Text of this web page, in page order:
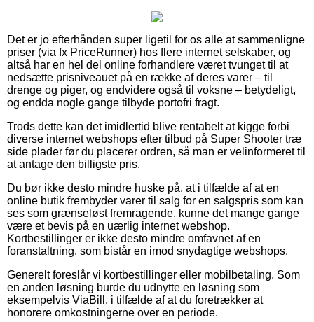
Det er jo efterhånden super ligetil for os alle at sammenligne
priser (via fx PriceRunner) hos flere internet selskaber, og
altså har en hel del online forhandlere været tvunget til at
nedsætte prisniveauet på en række af deres varer – til
drenge og piger, og endvidere også til voksne – betydeligt,
og endda nogle gange tilbyde portofri fragt.
Trods dette kan det imidlertid blive rentabelt at kigge forbi
diverse internet webshops efter tilbud på Super Shooter træ
side plader før du placerer ordren, så man er velinformeret til
at antage den billigste pris.
Du bør ikke desto mindre huske på, at i tilfælde af at en
online butik frembyder varer til salg for en salgspris som kan
ses som grænseløst fremragende, kunne det mange gange
være et bevis på en uærlig internet webshop.
Kortbestillinger er ikke desto mindre omfavnet af en
foranstaltning, som bistår en imod snydagtige webshops.
Generelt foreslår vi kortbestillinger eller mobilbetaling. Som
en anden løsning burde du udnytte en løsning som
eksempelvis ViaBill, i tilfælde af at du foretrækker at
honorere omkostningerne over en periode.